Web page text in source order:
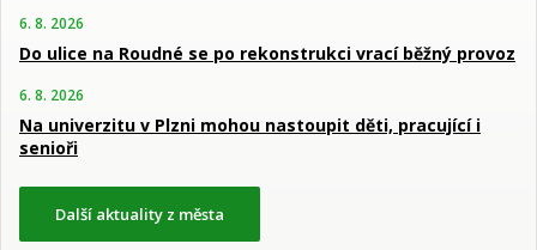
6. 8. 2026
Do ulice na Roudné se po rekonstrukci vrací běžný provoz
6. 8. 2026
Na univerzitu v Plzni mohou nastoupit děti, pracující i
senioři
Další aktuality z města